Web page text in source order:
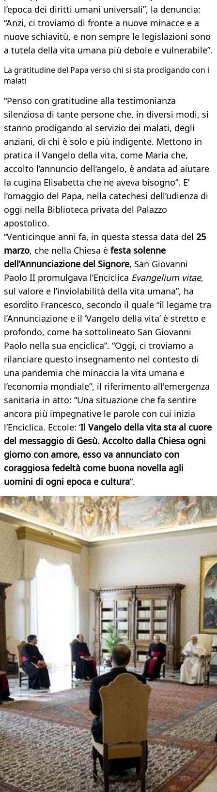
l’epoca dei diritti umani universali”, la denuncia:
“Anzi, ci troviamo di fronte a nuove minacce e a
nuove schiavitù, e non sempre le legislazioni sono
a tutela della vita umana più debole e vulnerabile”.
La gratitudine del Papa verso chi si sta prodigando con i
malati
“Penso con gratitudine alla testimonianza
silenziosa di tante persone che, in diversi modi, si
stanno prodigando al servizio dei malati, degli
anziani, di chi è solo e più indigente. Mettono in
pratica il Vangelo della vita, come Maria che,
accolto l’annuncio dell’angelo, è andata ad aiutare
la cugina Elisabetta che ne aveva bisogno”. E’
l’omaggio del Papa, nella catechesi dell’udienza di
oggi nella Biblioteca privata del Palazzo
apostolico.
“Venticinque anni fa, in questa stessa data del 25
marzo, che nella Chiesa è festa solenne
dell’Annunciazione del Signore, San Giovanni
Paolo II promulgava l’Enciclica Evangelium vitae,
sul valore e l’inviolabilità della vita umana”, ha
esordito Francesco, secondo il quale “il legame tra
l’Annunciazione e il ‘Vangelo della vita’ è stretto e
profondo, come ha sottolineato San Giovanni
Paolo nella sua enciclica”. “Oggi, ci troviamo a
rilanciare questo insegnamento nel contesto di
una pandemia che minaccia la vita umana e
l’economia mondiale”, il riferimento all'emergenza
sanitaria in atto: “Una situazione che fa sentire
ancora più impegnative le parole con cui inizia
l’Enciclica. Eccole: ‘Il Vangelo della vita sta al cuore
del messaggio di Gesù. Accolto dalla Chiesa ogni
giorno con amore, esso va annunciato con
coraggiosa fedeltà come buona novella agli
uomini di ogni epoca e cultura”.